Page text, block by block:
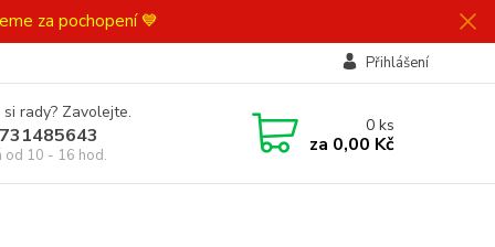
za pochopení 💙
Přihlášení
rady? Zavolejte.
od 10 - 16 hod.
0ks
za 0,00 Kč